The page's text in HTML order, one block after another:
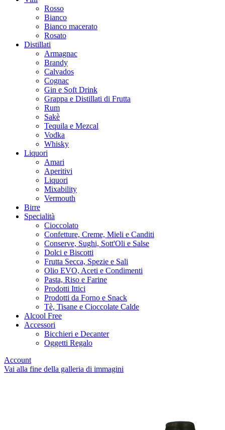
Rosso
Bianco
Bianco macerato
Rosato
Distillati
Armagnac
Brandy
Calvados
Cognac
Gin e Soft Drink
Grappa e Distillati di Frutta
Rum
Sakè
Tequila e Mezcal
Vodka
Whisky
Liquori
Amari
Aperitivi
Liquori
Mixability
Vermouth
Birre
Specialità
Cioccolato
Confetture, Creme, Mieli e Canditi
Conserve, Sughi, Sott'Oli e Salse
Dolci e Biscotti
Frutta Secca, Spezie e Sali
Olio EVO, Aceti e Condimenti
Pasta, Riso e Farine
Prodotti Ittici
Prodotti da Forno e Snack
Tè, Tisane e Cioccolate Calde
Alcool Free
Accessori
Bicchieri e Decanter
Oggetti Regalo
Account
Vai alla fine della galleria di immagini